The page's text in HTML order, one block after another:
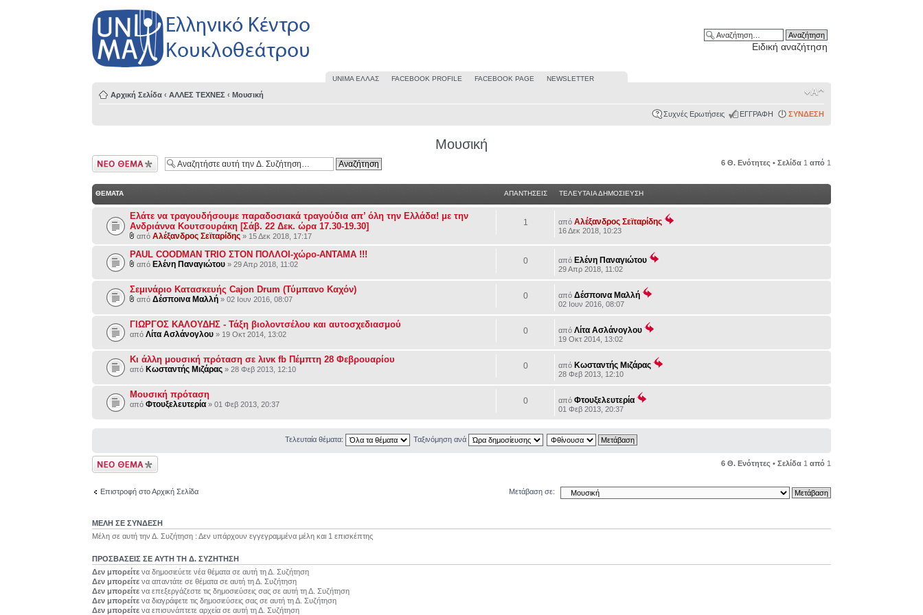
Ειδική αναζήτηση
UΝΙΜΑ ΕΛΛΑΣ FACEBOOK PROFILE FACEBOOK PAGE NEWSLETTER
Αρχική Σελίδα ‹ ΑΛΛΕΣ ΤΕΧΝΕΣ ‹ Μουσική
Συχνές Ερωτήσεις ΕΓΓΡΑΦΗ ΣΥΝΔΕΣΗ
Μουσική
Δημιουργία νέου
θέματος
6 Θ. Ενότητες • Σελίδα 1 από 1
ΘΕΜΑΤΑ ΑΠΑΝΤΗΣΕΙΣ ΤΕΛΕΥΤΑΙΑ ΔΗΜΟΣΙΕΥΣΗ
Ελάτε να τραγουδήσουμε παραδοσιακά τραγούδια απ’ όλη την Ελλάδα! με την
Ανδριάννα Κουτσουράκη [Σάβ. 22 Δεκ. ώρα 17.30-19.30]
απόΑλέξανδρος Σεϊταρίδης » 15 Δεκ 2018, 17:17
1 απόΑλέξανδρος Σεϊταρίδης
16 Δεκ 2018, 10:23
PAUL COODMAN TRIO ΣΤΟΝ ΠΟΛΛΟΙ-χώρο-ΑΝΤΑΜΑ !!!
από Ελένη Παναγιώτου » 29 Απρ 2018, 11:02 0 από Ελένη Παναγιώτου
29 Απρ 2018, 11:02
Σεμινάριο Κατασκευής Cajon Drum (Τύμπανο Καχόν)
απόΔέσποινα Μαλλή » 02 Ιουν 2016, 08:07 0 απόΔέσποινα Μαλλή
02 Ιουν 2016, 08:07
ΓΙΩΡΓΟΣ ΚΑΛΟΥΔΗΣ - Τάξη βιολοντσέλου και αυτοσχεδιασμού
απόΛίτα Ασλάνογλου » 19 Οκτ 2014, 13:02 0 απόΛίτα Ασλάνογλου
19 Οκτ 2014, 13:02
Κι άλλη μουσική πρόταση σε λινκ fb Πέμπτη 28 Φεβρουαρίου
από Κωσταντής Μιζάρας » 28 Φεβ 2013, 12:10 0 από Κωσταντής Μιζάρας
28 Φεβ 2013, 12:10
Μουσική πρόταση
απόΦτουξελευτερία » 01 Φεβ 2013, 20:37 0 απόΦτουξελευτερία
01 Φεβ 2013, 20:37
Τελευταία θέματα: Ταξινόμηση ανά
Δημιουργία νέου
θέματος
6 Θ. Ενότητες • Σελίδα 1 από 1
Επιστροφή στο Αρχική Σελίδα Μετάβαση σε:
ΜΕΛΗ ΣΕ ΣΥΝΔΕΣΗ
Μέλη σε αυτή την Δ. Συζήτηση : Δεν υπάρχουν εγγεγραμμένα μέλη και 1 επισκέπτης
ΠΡΟΣΒΆΣΕΙΣ ΣΕ ΑΥΤΉ ΤΗ Δ. ΣΥΖΉΤΗΣΗ
Δεν μπορείτε να δημοσιεύετε νέα θέματα σε αυτή τη Δ. Συζήτηση
Δεν μπορείτε να απαντάτε σε θέματα σε αυτή τη Δ. Συζήτηση
Δεν μπορείτε να επεξεργάζεστε τις δημοσιεύσεις σας σε αυτή τη Δ. Συζήτηση
Δεν μπορείτε να διαγράφετε τις δημοσιεύσεις σας σε αυτή τη Δ. Συζήτηση
Δεν μπορείτε να επισυνάπτετε αρχεία σε αυτή τη Δ. Συζήτηση